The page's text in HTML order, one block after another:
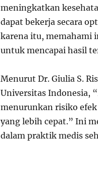
meningkatkan
dapat bekerja secara
karena itu, memahami
untuk mencapai hasil
Menurut Dr. Giulia S.
Universitas Indonesia,
menurunkan risiko
yang lebih cepat.” Ini
dalam praktik medis